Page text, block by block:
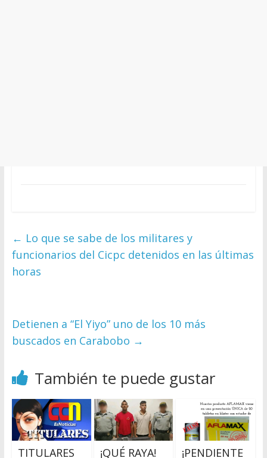
← Lo que se sabe de los militares y
funcionarios del Cicpc detenidos en las últimas
horas
Detienen a “El Yiyo” uno de los 10 más
buscados en Carabobo →
También te puede gustar
TITULARES
¡QUÉ RAYA!
¡PENDIENTE